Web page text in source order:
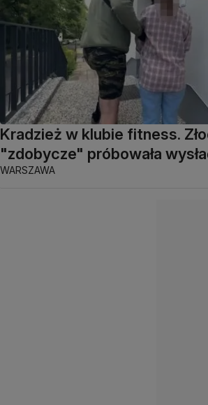
Kradzież w klubie fitness.
"zdobycze" próbowała
WARSZAWA